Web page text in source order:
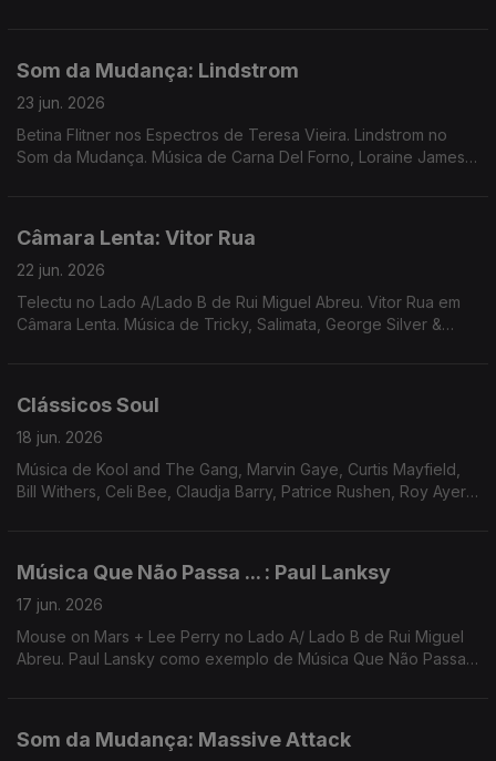
Som da Mudança: Lindstrom
23 jun. 2026
Betina Flitner nos Espectros de Teresa Vieira. Lindstrom no
Som da Mudança. Música de Carna Del Forno, Loraine James,
Câmara Lenta: Vitor Rua
22 jun. 2026
Telectu no Lado A/Lado B de Rui Miguel Abreu. Vitor Rua em
Câmara Lenta. Música de Tricky, Salimata, George Silver &
Clássicos Soul
18 jun. 2026
Música de Kool and The Gang, Marvin Gaye, Curtis Mayfield,
Bill Withers, Celi Bee, Claudja Barry, Patrice Rushen, Roy Ayers,
Música Que Não Passa ... : Paul Lanksy
17 jun. 2026
Mouse on Mars + Lee Perry no Lado A/ Lado B de Rui Miguel
Abreu. Paul Lansky como exemplo de Música Que Não Passa
Som da Mudança: Massive Attack